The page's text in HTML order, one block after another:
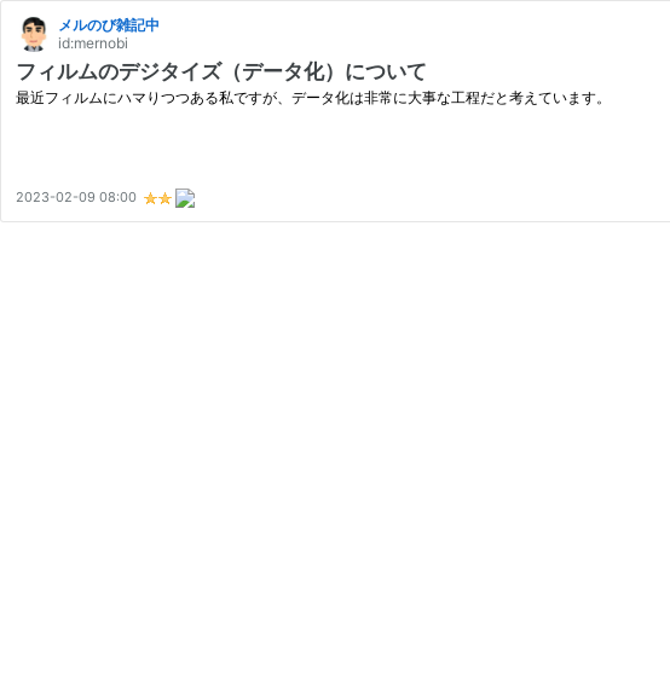
メルのび雑記中
id:mernobi
フィルムのデジタイズ（データ化）について
最近フィルムにハマりつつある私ですが、データ化は非常に大事な工程だと考えています。
2023-02-09 08:00